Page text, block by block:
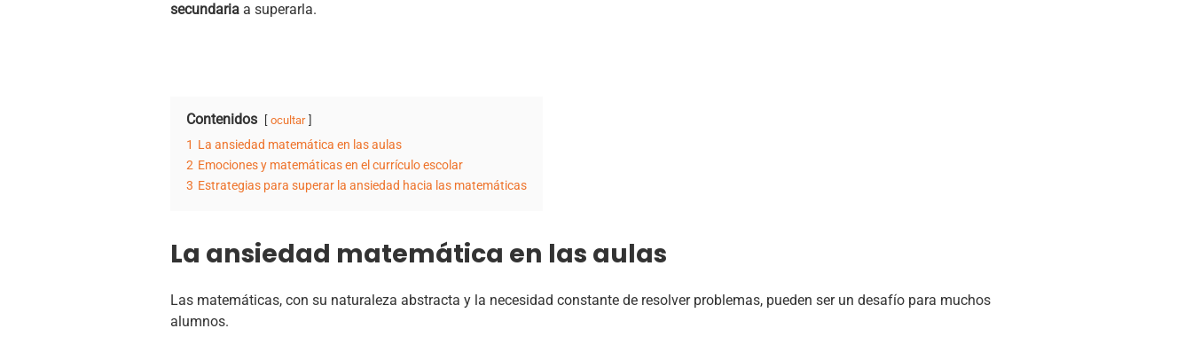
secundaria a superarla.
Contenidos ocultar
1 La ansiedad matemática en las aulas
2 Emociones y matemáticas en el currículo escolar
3 Estrategias para superar la ansiedad hacia las matemáticas
La ansiedad matemática en las aulas
Las matemáticas, con su naturaleza abstracta y la necesidad constante de resolver problemas, pueden ser un desafío para muchos
alumnos.